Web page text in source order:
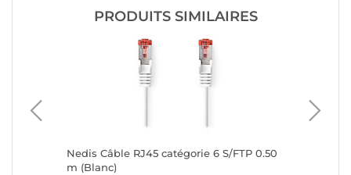
PRODUITS SIMILAIRES
Nedis Câble RJ45 catégorie 6 S/FTP 0.50
m (Blanc)